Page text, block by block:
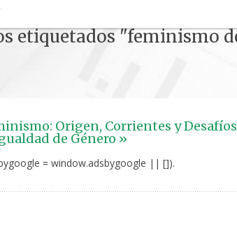
etiquetados "feminismo
Origen, Corrientes y
de Género »
= window.adsbygoogle || []).